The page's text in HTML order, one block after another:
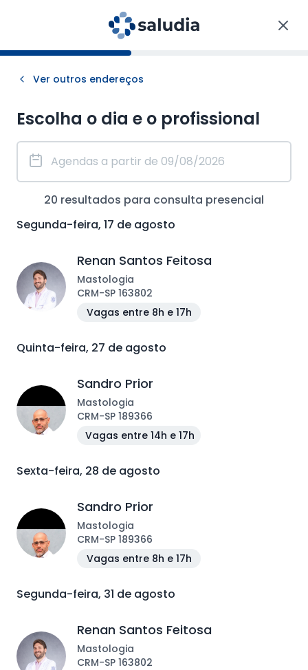
Ver outros endereços
Escolha o dia e o profissional
20 resultados para consulta presencial
Segunda-feira, 17 de agosto
Renan Santos Feitosa
Mastologia
CRM-SP 163802
Vagas entre 8h e 17h
Quinta-feira, 27 de agosto
Sandro Prior
Mastologia
CRM-SP 189366
Vagas entre 14h e 17h
Sexta-feira, 28 de agosto
Sandro Prior
Mastologia
CRM-SP 189366
Vagas entre 8h e 17h
Segunda-feira, 31 de agosto
Renan Santos Feitosa
Mastologia
CRM-SP 163802